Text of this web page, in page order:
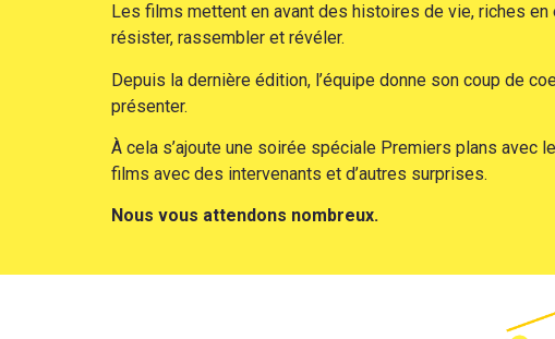
Les films mettent en avant des histoires de vie, riches
résister, rassembler et révéler.
Depuis la dernière édition, l’équipe donne son coup de
présenter.
À cela s’ajoute une soirée spéciale Premiers plans avec
films avec des intervenants et d’autres surprises.
Nous vous attendons nombreux.